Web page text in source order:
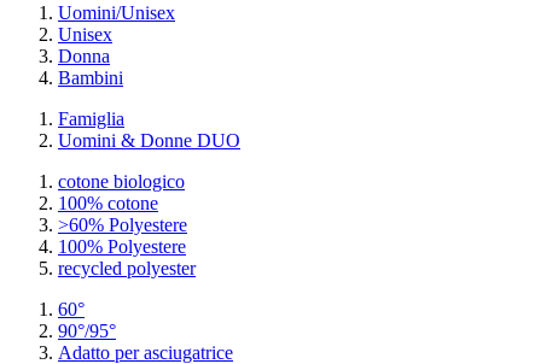
Uomini/Unisex
Unisex
Donna
Bambini
Famiglia
Uomini & Donne DUO
cotone biologico
100% cotone
>60% Polyestere
100% Polyestere
recycled polyester
60°
90°/95°
Adatto per asciugatrice